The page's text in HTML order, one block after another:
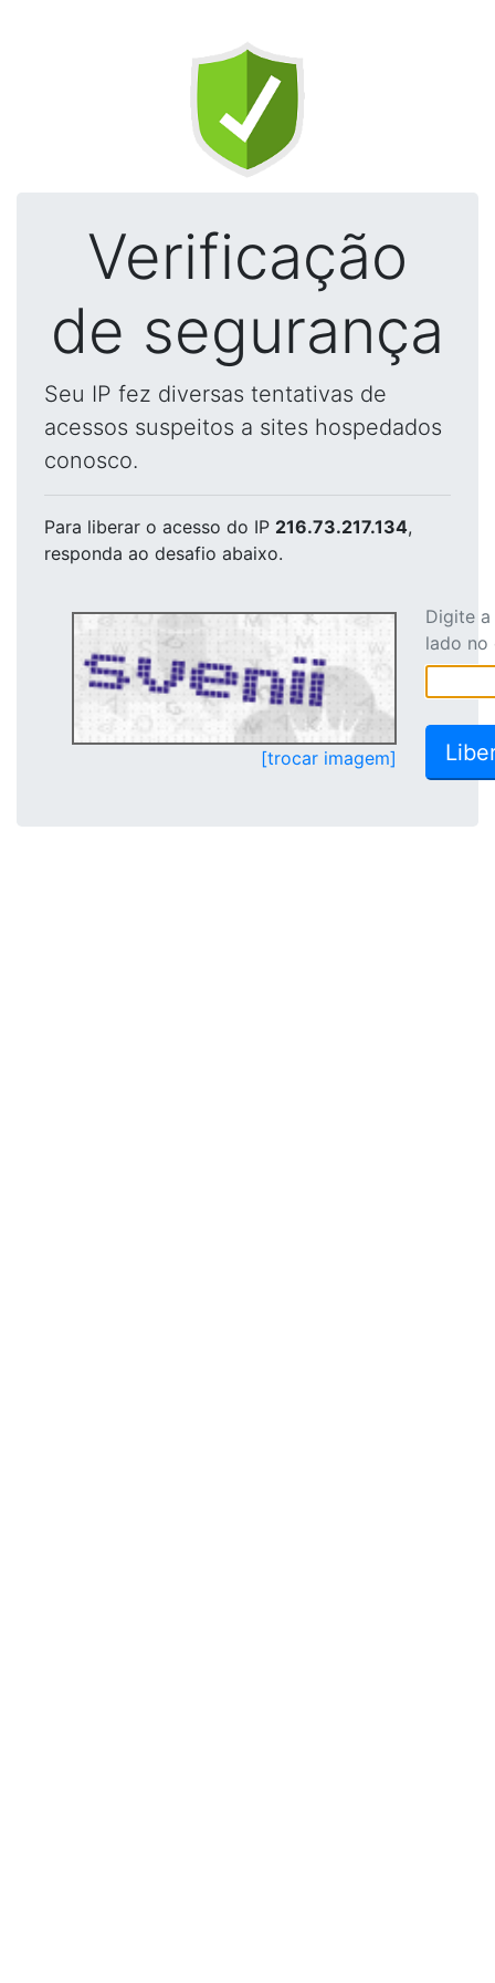
Verificação
de segurança
Seu IP fez diversas tentativas de
acessos suspeitos a sites hospedados
conosco.
Para liberar o acesso do IP 216.73.217.134,
responda ao desafio abaixo.
[trocar imagem]
Digite
lado no